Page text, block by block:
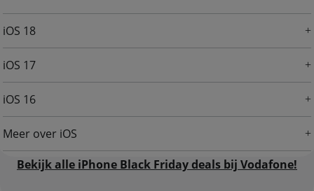
iOS 18
iOS 17
iOS 16
Meer over iOS
Bekijk alle iPhone Black Friday deals bij Vodafone!